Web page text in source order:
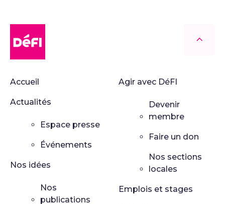
Accueil
Actualités
Espace presse
Événements
Nos idées
Nos
publications
Agir avec DéFI
Devenir
membre
Faire un don
Nos sections
locales
Emplois et stages